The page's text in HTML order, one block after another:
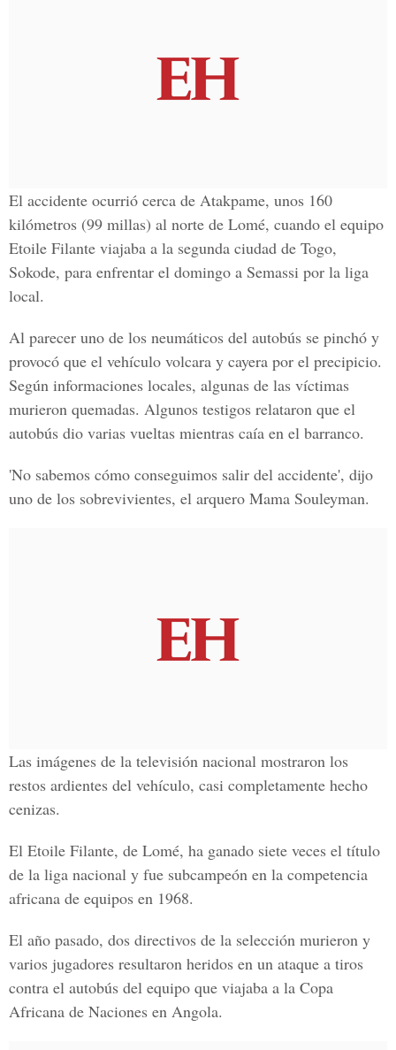
El accidente ocurrió cerca de Atakpame, unos 160
kilómetros (99 millas) al norte de Lomé, cuando el equipo
Etoile Filante viajaba a la segunda ciudad de Togo,
Sokode, para enfrentar el domingo a Semassi por la liga
local.
Al parecer uno de los neumáticos del autobús se pinchó y
provocó que el vehículo volcara y cayera por el precipicio.
Según informaciones locales, algunas de las víctimas
murieron quemadas. Algunos testigos relataron que el
autobús dio varias vueltas mientras caía en el barranco.
'No sabemos cómo conseguimos salir del accidente', dijo
uno de los sobrevivientes, el arquero Mama Souleyman.
Las imágenes de la televisión nacional mostraron los
restos ardientes del vehículo, casi completamente hecho
cenizas.
El Etoile Filante, de Lomé, ha ganado siete veces el título
de la liga nacional y fue subcampeón en la competencia
africana de equipos en 1968.
El año pasado, dos directivos de la selección murieron y
varios jugadores resultaron heridos en un ataque a tiros
contra el autobús del equipo que viajaba a la Copa
Africana de Naciones en Angola.